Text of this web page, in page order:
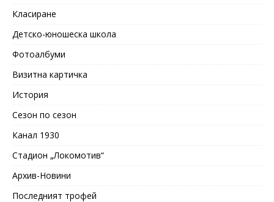
Класиране
Детско-юношеска школа
Фотоалбуми
Визитна картичка
История
Сезон по сезон
Канал 1930
Стадион „Локомотив“
Архив-Новини
Последният трофей